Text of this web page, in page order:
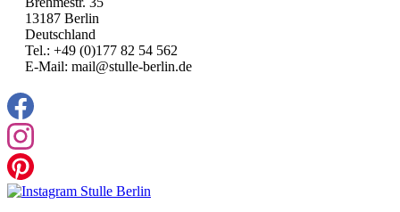
13187 Berlin
Deutschland
Tel.: +49 (0)177 82 54 562
E-Mail: mail@stulle-berlin.de